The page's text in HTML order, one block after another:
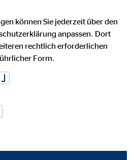
vereint?
glauben, dass man am besten
Rhythmus folgt.
sind für uns der Schlüssel
Arbeitsalltag ist abwechslungsreich,
individuelle Lösungen braucht.
du deine Kund*innen bei
können Sie jederzeit über den
anpassen. Dort
rechtlich erforderlichen
Form.